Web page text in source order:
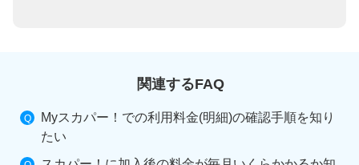
関連するFAQ
Myスカパー！での利用料金(明細)の確認手順を知り
たい